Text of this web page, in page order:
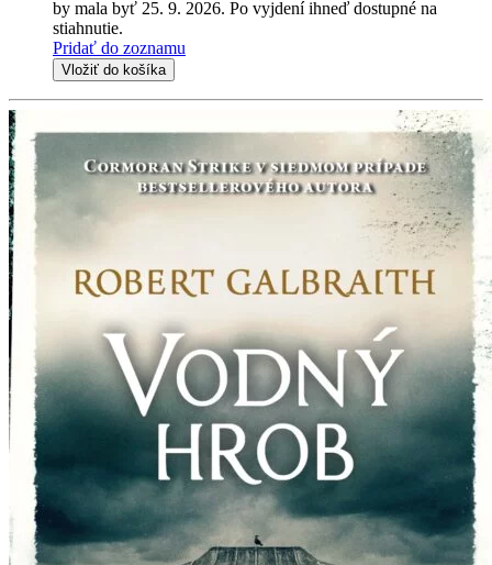
by mala byť 25. 9. 2026. Po vyjdení ihneď dostupné na
stiahnutie.
Pridať do zoznamu
Vložiť do košíka